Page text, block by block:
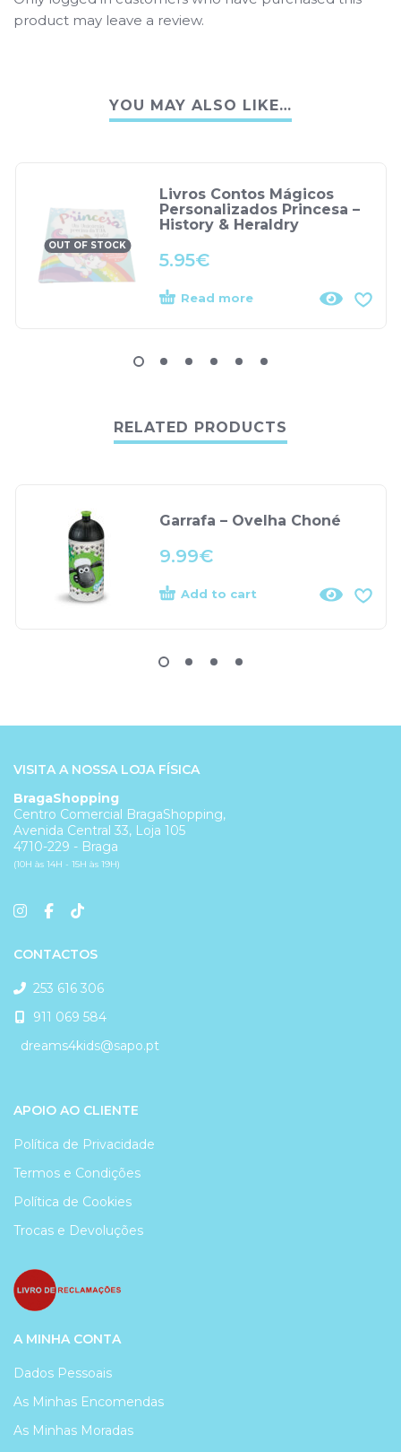
product may leave a review.
YOU MAY ALSO LIKE…
OUT OF STOCK
Livros Contos Mágicos
Personalizados Princesa –
History & Heraldry
5.95€
Read more
RELATED PRODUCTS
Garrafa – Ovelha Choné
9.99€
Add to cart
VISITA A NOSSA LOJA FÍSICA
BragaShopping
Centro Comercial BragaShopping,
Avenida Central 33, Loja 105
4710-229 - Braga
(10H às 14H - 15H às 19H)
CONTACTOS
253 616 306
911 069 584
dreams4kids@sapo.pt
APOIO AO CLIENTE
Política de Privacidade
Termos e Condições
Política de Cookies
Trocas e Devoluções
A MINHA CONTA
Dados Pessoais
As Minhas Encomendas
As Minhas Moradas